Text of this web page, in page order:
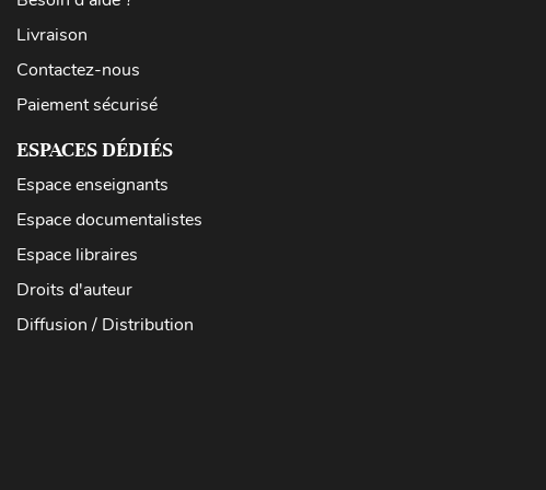
Livraison
Contactez-nous
Paiement sécurisé
ESPACES DÉDIÉS
Espace enseignants
Espace documentalistes
Espace libraires
Droits d'auteur
Diffusion / Distribution